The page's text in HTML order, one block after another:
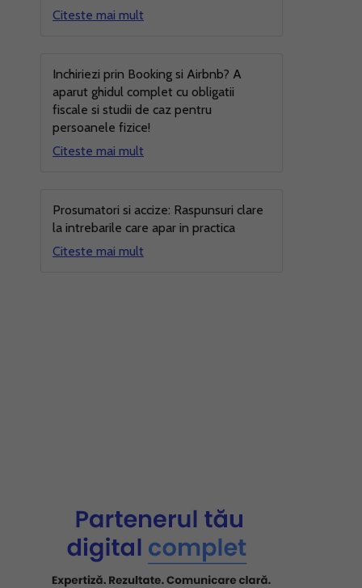
Citeste mai mult
Inchiriezi prin Booking si Airbnb? A
aparut ghidul complet cu obligatii
fiscale si studii de caz pentru
persoanele fizice!
Citeste mai mult
Prosumatori si accize: Raspunsuri clare
la intrebarile care apar in practica
Citeste mai mult